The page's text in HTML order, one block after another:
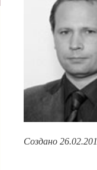
Создано